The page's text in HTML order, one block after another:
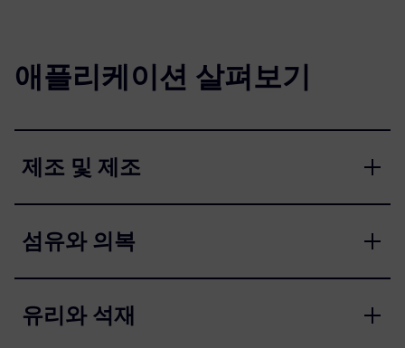
애플리케이션 살펴보기
제조 및 제조
섬유와 의복
유리와 석재